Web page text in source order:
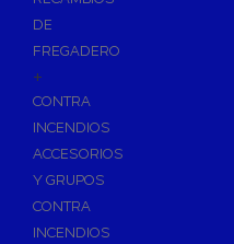
DE
FREGADERO
+
CONTRA
INCENDIOS
ACCESORIOS
Y GRUPOS
CONTRA
INCENDIOS